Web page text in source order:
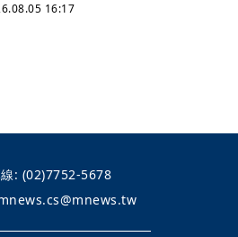
16:17
: (02)7752-5678